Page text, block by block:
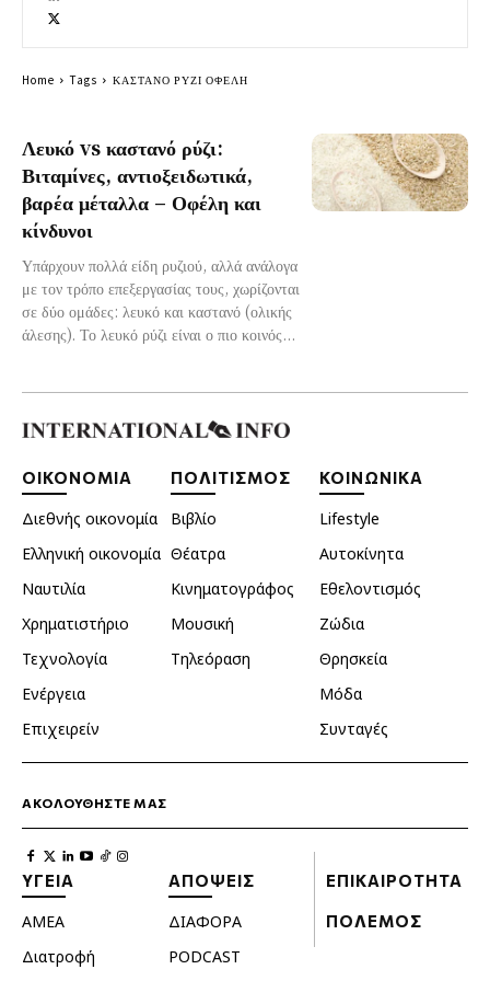
Λευκό vs καστανό ρύζι:
Βιταμίνες, αντιοξειδωτικά,
βαρέα μέταλλα – Οφέλη και
κίνδυνοι
Υπάρχουν πολλά είδη ρυζιού, αλλά ανάλογα
με τον τρόπο επεξεργασίας τους, χωρίζονται
σε δύο ομάδες: λευκό και καστανό (ολικής
άλεσης). Το λευκό ρύζι είναι ο πιο κοινός...
Home Tags ΚΑΣΤΑΝΟ ΡΥΖΙ ΟΦΕΛΗ
ΟΙΚΟΝΟΜΙΑ
Διεθνής οικονομία
Ελληνική οικονομία
Ναυτιλία
Χρηματιστήριο
Τεχνολογία
Ενέργεια
Επιχειρείν
ΠΟΛΙΤΙΣΜΟΣ
Βιβλίο
Θέατρα
Κινηματογράφος
Μουσική
Τηλεόραση
ΚΟΙΝΩΝΙΚΑ
Lifestyle
Αυτοκίνητα
Εθελοντισμός
Ζώδια
Θρησκεία
Μόδα
Συνταγές
ΑΚΟΛΟΥΘΗΣΤΕ ΜΑΣ
ΥΓΕΙΑ
ΑΜΕΑ
Διατροφή
ΑΠΟΨΕΙΣ
ΔΙΑΦΟΡΑ
PODCAST
ΕΠΙΚΑΙΡΟΤΗΤΑ
ΠΟΛΕΜΟΣ